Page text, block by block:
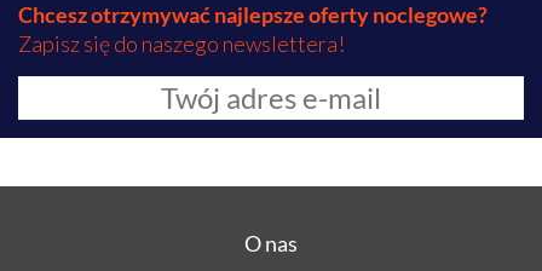
Chcesz otrzymywać najlepsze oferty noclegowe?
Zapisz się do naszego newslettera!
O nas